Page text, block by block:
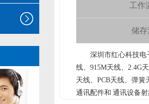
工作
储存
深圳市红心科技电
线、915M天线、2.4G
天线、PCB天线、弹
通讯配件和 通讯设备